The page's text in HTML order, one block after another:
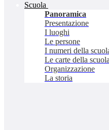
Scuola
Panoramica
Presentazione
I luoghi
Le persone
I numeri della
Le carte della scuola
Organizzazione
La storia